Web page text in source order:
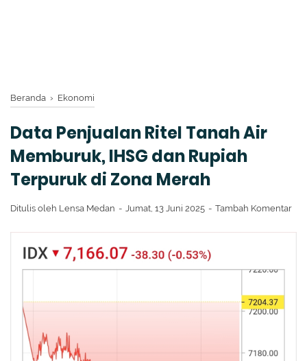
Beranda › Ekonomi
Data Penjualan Ritel Tanah Air
Memburuk, IHSG dan Rupiah
Terpuruk di Zona Merah
Ditulis oleh Lensa Medan Jumat, 13 Juni 2025 Tambah Komentar